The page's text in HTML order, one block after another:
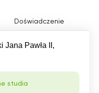
Doświadczenie
Jana Pawła II,
studia